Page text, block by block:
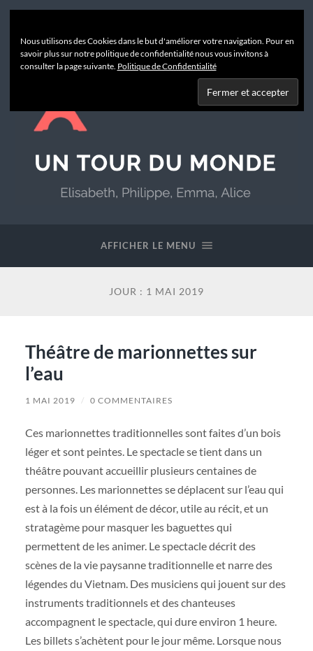
AFFICHER LE MENU
JOUR : 1 MAI 2019
Théâtre de marionnettes sur
l’eau
1 MAI 2019 / 0 COMMENTAIRES
Ces marionnettes traditionnelles sont faites d’un bois
léger et sont peintes. Le spectacle se tient dans un
théâtre pouvant accueillir plusieurs centaines de
personnes. Les marionnettes se déplacent sur l’eau qui
est à la fois un élément de décor, utile au récit, et un
stratagème pour masquer les baguettes qui
permettent de les animer. Le spectacle décrit des
scènes de la vie paysanne traditionnelle et narre des
légendes du Vietnam. Des musiciens qui jouent sur des
instruments traditionnels et des chanteuses
accompagnent le spectacle, qui dure environ 1 heure.
Les billets s’achètent pour le jour même. Lorsque nous
Nous utilisons des Cookies dans le but d'améliorer votre navigation. Pour en
savoir plus sur notre politique de confidentialité nous vous invitons à
consulter la page suivante. Politique de Confidentialité